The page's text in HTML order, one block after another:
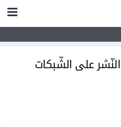
النّشر على الشّبكات